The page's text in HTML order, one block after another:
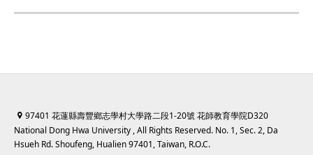
97401 花蓮縣壽豐鄉志學村大學路二段1-20號 花師教育學院D320
National Dong Hwa University , All Rights Reserved. No. 1, Sec. 2, Da
Hsueh Rd. Shoufeng, Hualien 97401, Taiwan, R.O.C.